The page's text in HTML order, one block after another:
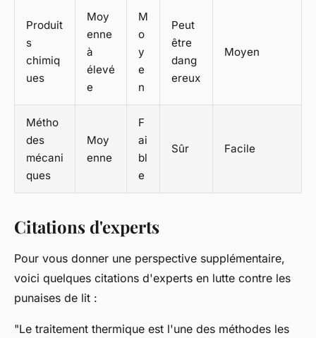
Produit
s
chimiq
ues
Moy
enne
à
élevé
e
M
o
y
e
n
Peut
être
dang
ereux
Moyen
Métho
des
mécani
ques
Moy
enne
F
ai
bl
e
Sûr Facile
Citations d'experts
Pour vous donner une perspective supplémentaire,
voici quelques citations d'experts en lutte contre les
punaises de lit :
"Le traitement thermique est l'une des méthodes les